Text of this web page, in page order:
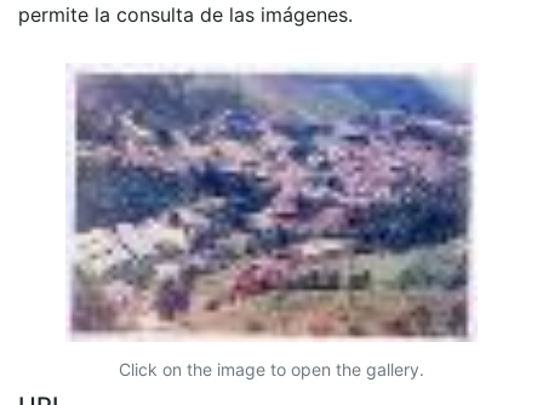
permite la consulta de las imágenes.
Click on the image to open the gallery.